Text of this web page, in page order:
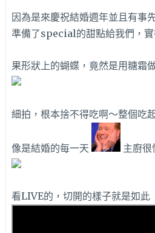
因為是來慶祝結婚週年並且有事
準備了special的甜點給我們，
果形狀上的蝴蝶，竟然是用糖霜
細拍，根本捨不得吃啊～整個吃
像是結婚的每一天 主廚很
看LIVE的，切開的樣子就是如此